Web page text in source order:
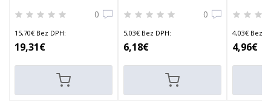
0
15,70€ Bez DPH:
19,31€
0
5,03€ Bez DPH:
6,18€
4,03€ Bez
4,96€